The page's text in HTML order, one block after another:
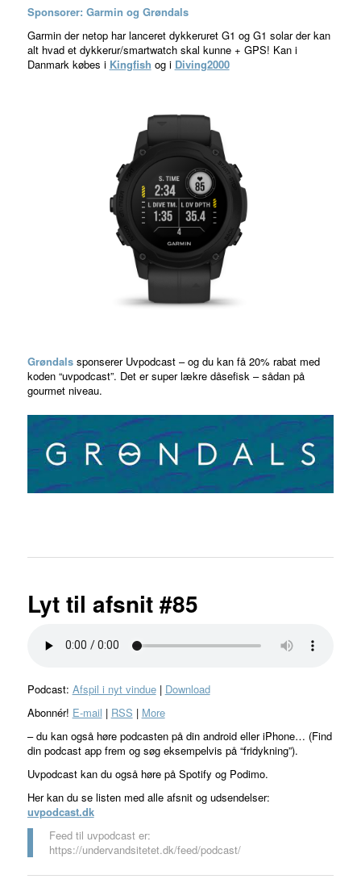
Sponsorer: Garmin og Grøndals
Garmin der netop har lanceret dykkeruret G1 og G1 solar der kan
alt hvad et dykkerur/smartwatch skal kunne + GPS! Kan i
Danmark købes i Kingfish og i Diving2000
Grøndalssponserer Uvpodcast – og du kan få 20% rabat med
koden “uvpodcast”. Det er super lækre dåsefisk – sådan på
gourmet niveau.
Lyt til afsnit #85
Podcast: Afspil i nyt vindue| Download
Abonnér! E-mail | RSS | More
– du kan også høre podcasten på din android eller iPhone… (Find
din podcast app frem og søg eksempelvis på “fridykning”).
Uvpodcast kan du også høre på Spotify og Podimo.
Her kan du se listen med alle afsnit og udsendelser:
uvpodcast.dk
Feed til uvpodcast er:
https://undervandsitetet.dk/feed/podcast/